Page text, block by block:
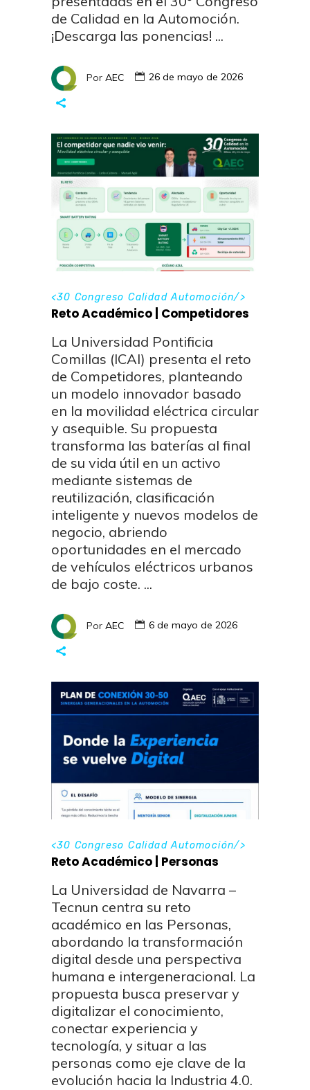
de Calidad en la Automoción.
¡Descarga las ponencias!
Por AEC 26 de mayo de 2026
<30 Congreso Calidad Automoción/>
Reto Académico | Competidores
La Universidad Pontificia
Comillas (ICAI) presenta el reto
de Competidores, planteando
un modelo innovador basado
en la movilidad eléctrica circular
y asequible. Su propuesta
transforma las baterías al final
de su vida útil en un activo
mediante sistemas de
reutilización, clasificación
inteligente y nuevos modelos de
negocio, abriendo
oportunidades en el mercado
de vehículos eléctricos urbanos
de bajo coste.
Por AEC 6 de mayo de 2026
<30 Congreso Calidad Automoción/>
Reto Académico | Personas
La Universidad de Navarra –
Tecnun centra su reto
académico en las Personas,
abordando la transformación
digital desde una perspectiva
humana e intergeneracional. La
propuesta busca preservar y
digitalizar el conocimiento,
conectar experiencia y
tecnología, y situar a las
personas como eje clave de la
evolución hacia la Industria 4.0.